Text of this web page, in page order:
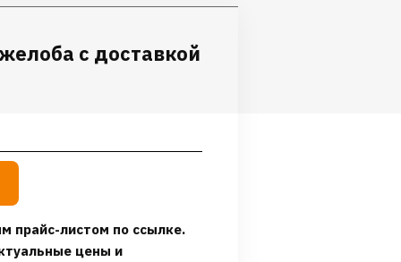
с доставкой
прайс-листом по ссылке.
цены и